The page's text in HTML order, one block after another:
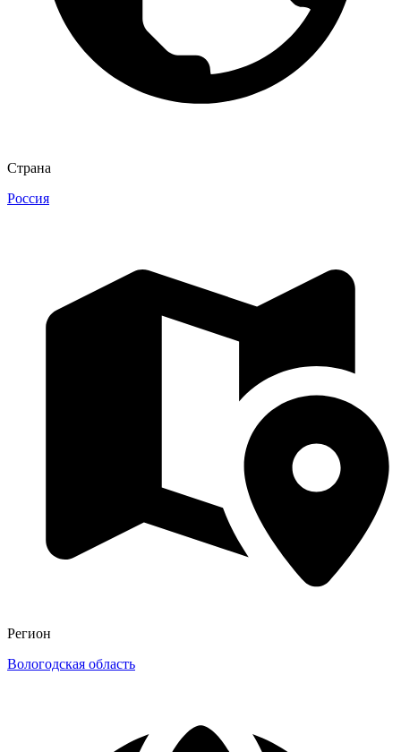
Страна
Россия
Регион
Вологодская область